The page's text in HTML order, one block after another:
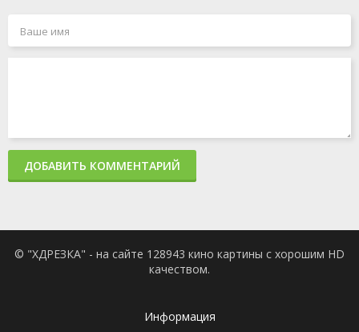
ДОБАВИТЬ КОММЕНТАРИЙ
© "ХДРЕЗКА" - на сайте 128943 кино картины с хорошим HD
качеством.
Информация